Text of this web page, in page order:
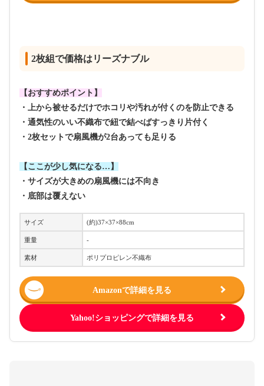
2枚組で価格はリーズナブル
【おすすめポイント】
・上から被せるだけでホコリや汚れが付くのを防止できる
・通気性のいい不織布で紐で結べばすっきり片付く
・2枚セットで扇風機が2台あっても足りる
【ここが少し気になる…】
・サイズが大きめの扇風機には不向き
・底部は覆えない
サイズ (約)37×37×88cm
重量 -
素材 ポリプロピレン不織布
Amazonで詳細を見る
Yahoo!ショッピングで詳細を見る